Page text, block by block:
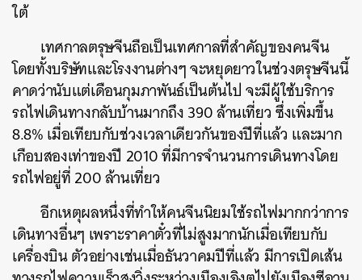
ใต้
เทศกาลตรุษจีนถือเป็นเทศกาลที่สำคัญของคนจีน
โดยทั้งบริษัทและโรงงานต่างๆ จะหยุดยาวในช่วงตรุษจีนนี้
คาดว่านับแต่เดือนกุมภาพันธ์เป็นต้นไป จะมีผู้ใช้บริการ
รถไฟเดินทางกลับบ้านมากถึง 390 ล้านเที่ยว ซึ่งเพิ่มขึ้น
8.8% เมื่อเทียบกับช่วงเวลาเดียวกันของปีที่แล้ว และมาก
เกือบสองเท่าของปี 2010 ที่มีการจำนวนการเดินทางโดย
รถไฟอยู่ที่ 200 ล้านเที่ยว
อีกเหตุผลหนึ่งที่ทำให้คนจีนนิยมใช้รถไฟมากกว่าการ
เดินทางอื่นๆ เพราะราคาตั๋วที่ไม่สูงมากนักเมื่อเทียบกับ
เครื่องบิน ตัวอย่างเช่นเมื่อธันวาคมปีที่แล้ว มีการเปิดเส้น